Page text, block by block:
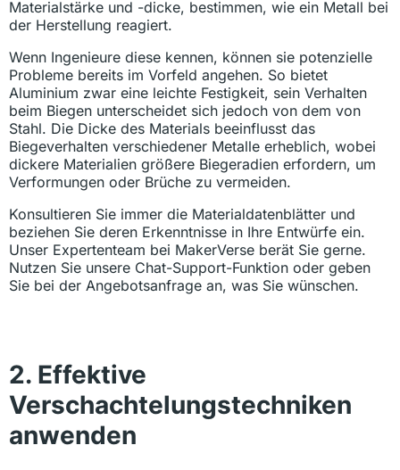
Materialstärke und -dicke, bestimmen, wie ein Metall bei
der Herstellung reagiert.
Wenn Ingenieure diese kennen, können sie potenzielle
Probleme bereits im Vorfeld angehen. So bietet
Aluminium zwar eine leichte Festigkeit, sein Verhalten
beim Biegen unterscheidet sich jedoch von dem von
Stahl. Die Dicke des Materials beeinflusst das
Biegeverhalten verschiedener Metalle erheblich, wobei
dickere Materialien größere Biegeradien erfordern, um
Verformungen oder Brüche zu vermeiden.
Konsultieren Sie immer die Materialdatenblätter und
beziehen Sie deren Erkenntnisse in Ihre Entwürfe ein.
Unser Expertenteam bei MakerVerse berät Sie gerne.
Nutzen Sie unsere Chat-Support-Funktion oder geben
Sie bei der Angebotsanfrage an, was Sie wünschen.
2. Effektive
Verschachtelungstechniken
anwenden